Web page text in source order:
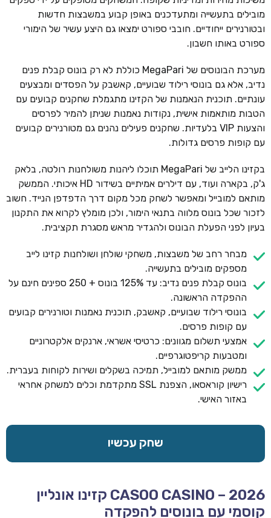
מובילים בתעשייה ומתעדכנים באופן קבוע במשבצות חדשות
ובטורנירים ייחודיים. חובבי ספורט ימצאו גם היצע עשיר של הימורי
ספורט באותו חשבון.
מערכת הבונוסים של MegaPari כוללת לא רק בונוס קבלת פנים
נדיב, אלא גם בונוסי רילוד שבועיים, קאשבק על הפסדים ומבצעים
עונתיים. תוכנית הנאמנות של הקזינו מתגמלת שחקנים קבועים עם
הטבות מותאמות אישית, נקודות נאמנות שניתן להמיר לפרסים
והצעות VIP בלעדיות. שחקנים פעילים נהנים גם מטורנירים קבועים
עם קופות פרסים גדולות.
בקזינו הלייב של MegaPari תוכלו ליהנות משולחנות רולטה, בלאק
ג'ק, בקארה ועוד, עם דילרים אמיתיים בשידור HD איכותי. הממשק
מותאם למובייל ומאפשר לשחק מכל מקום דרך הדפדפן הנייד. חשוב
לזכור שכל בונוס מלווה בתנאי הימור, ולכן מומלץ לקרוא את התקנון
בעיון לפני הפעלת הבונוס ולהגדיר מראש מסגרת תקציבית.
מבחר רחב של משבצות, משחקי שולחן ושולחנות קזינו לייב
מספקים מובילים בתעשייה.
בונוס קבלת פנים נדיב: עד 125% בונוס + 250 ספינים חינם על
ההפקדה הראשונה.
בונוסי רילוד שבועיים, קאשבק, תוכנית נאמנות וטורנירים קבועים
עם קופות פרסים.
אמצעי תשלום מגוונים: כרטיסי אשראי, ארנקים אלקטרוניים
ומטבעות קריפטוגרפיים.
ממשק מותאם למובייל, תמיכה בשקלים ושירות לקוחות בעברית.
רישיון קוראסאו, הצפנת SSL מתקדמת וכלים למשחק אחראי
באזור האישי.
שחק עכשיו
CASOO CASINO – 2026 קזינו אונליין
קוסמי עם בונוסים להפקדה